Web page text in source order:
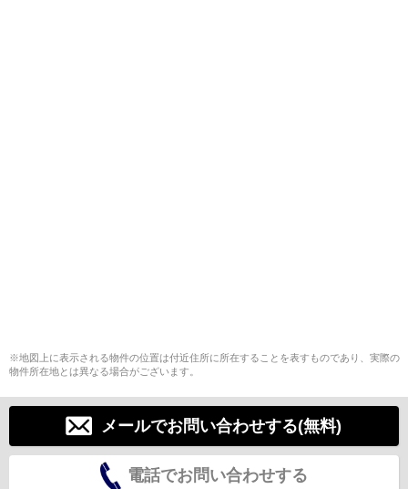
※地図上に表示される物件の位置は付近住所に所在することを表すものであり、実際の
物件所在地とは異なる場合がございます。
メールでお問い合わせする(無料)
電話でお問い合わせする